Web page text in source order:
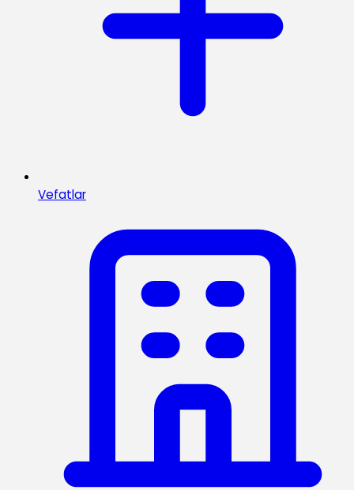
Vefatlar